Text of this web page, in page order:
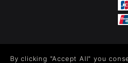
By clicking "Accept All" you